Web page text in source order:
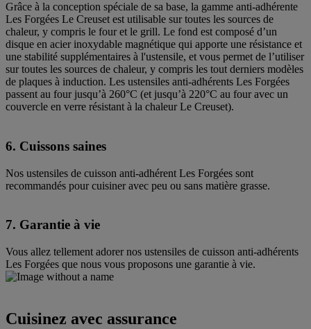
Grâce à la conception spéciale de sa base, la gamme anti-adhérente
Les Forgées Le Creuset est utilisable sur toutes les sources de
chaleur, y compris le four et le grill. Le fond est composé d’un
disque en acier inoxydable magnétique qui apporte une résistance et
une stabilité supplémentaires à l'ustensile, et vous permet de l’utiliser
sur toutes les sources de chaleur, y compris les tout derniers modèles
de plaques à induction. Les ustensiles anti-adhérents Les Forgées
passent au four jusqu’à 260°C (et jusqu’à 220°C au four avec un
couvercle en verre résistant à la chaleur Le Creuset).
6. Cuissons saines
Nos ustensiles de cuisson anti-adhérent Les Forgées sont
recommandés pour cuisiner avec peu ou sans matière grasse.
7. Garantie à vie
Vous allez tellement adorer nos ustensiles de cuisson anti-adhérents
Les Forgées que nous vous proposons une garantie à vie.
Cuisinez avec assurance